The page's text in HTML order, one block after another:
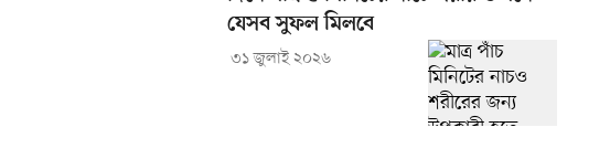
যেসব সুফল মিলবে
৩১ জুলাই ২০২৬